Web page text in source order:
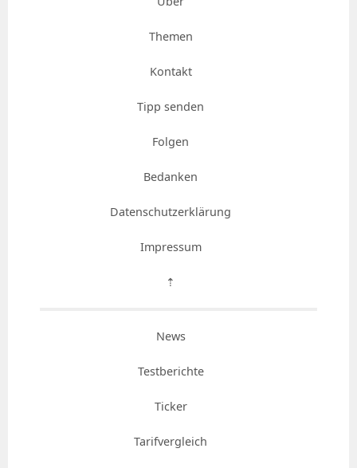
Themen
Kontakt
Tipp senden
Folgen
Bedanken
Datenschutzerklärung
Impressum
⇡
News
Testberichte
Ticker
Tarifvergleich